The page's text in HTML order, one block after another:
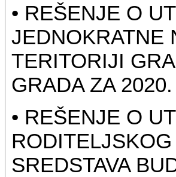
• REŠENJE O
JEDNOKRATNE
TERITORIJI
GRADA ZA
• REŠENJE O
SREDSTAVA